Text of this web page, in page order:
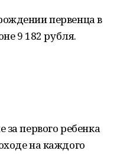
первенца в
9 182 рубля.
за первого ребенка
на каждого